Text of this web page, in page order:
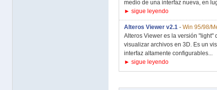
medio de una interfaz nueva, en
► sigue leyendo
Alteros Viewer v2.1 - Win 95/98/
Alteros Viewer es la versión "light"
visualizar archivos en 3D. Es un
interfaz altamente configurables...
► sigue leyendo